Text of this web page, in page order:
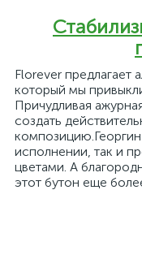
Florever предлагает
который мы
Причудливая
создать
исполнении, так и
цветами. А
этот бутон еще